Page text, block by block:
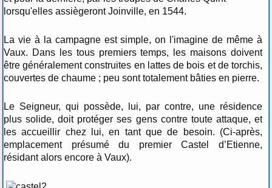
lorsqu'elles assiègeront Joinville, en 1544.
La vie à la campagne est simple, on l'imagine de même à
Vaux. Dans les tous premiers temps, les maisons doivent
être généralement construites en lattes de bois et de torchis,
couvertes de chaume ; peu sont totalement bâties en pierre.
Le Seigneur, qui possède, lui, par contre, une résidence
plus solide, doit protéger ses gens contre toute attaque, et
les accueillir chez lui, en tant que de besoin. (Ci-après,
emplacement présumé du premier Castel d’Etienne,
résidant alors encore à Vaux).